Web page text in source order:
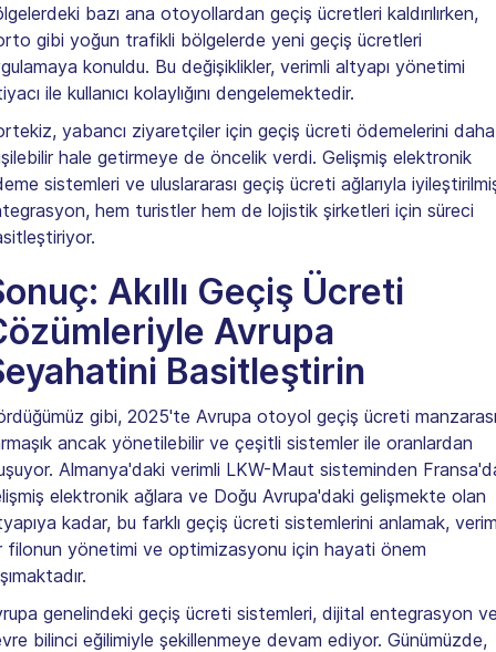
bazı ana otoyollardan geçiş ücretleri kaldırılırken,
gibi yoğun trafikli bölgelerde yeni geçiş ücretleri
konuldu. Bu değişiklikler, verimli altyapı yönetimi
ile kullanıcı kolaylığını dengelemektedir.
yabancı ziyaretçiler için geçiş ücreti ödemelerini daha
hale getirmeye de öncelik verdi. Gelişmiş elektronik
sistemleri ve uluslararası geçiş ücreti ağlarıyla
hem turistler hem de lojistik şirketleri için süreci
Akıllı Geçiş Ücreti
Avrupa
Basitleştirin
gibi, 2025'te Avrupa otoyol geçiş ücreti manzarası
ancak yönetilebilir ve çeşitli sistemler ile oranlardan
Almanya'daki verimli LKW-Maut sisteminden
elektronik ağlara ve Doğu Avrupa'daki gelişmekte olan
kadar, bu farklı geçiş ücreti sistemlerini anlamak,
filonun yönetimi ve optimizasyonu için hayati önem
genelindeki geçiş ücreti sistemleri, dijital entegrasyon
bilinci eğilimiyle şekillenmeye devam ediyor. Günümüzde,